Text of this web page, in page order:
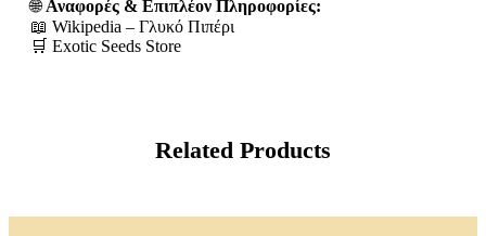
🌐Αναφορές & Επιπλέον Πληροφορίες:
📖 Wikipedia – Γλυκό Πιπέρι
🛒 Exotic Seeds Store
Related Products